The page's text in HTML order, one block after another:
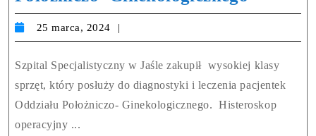
25 marca, 2024
Szpital Specjalistyczny w Jaśle zakupił wysokiej klasy
sprzęt, który posłuży do diagnostyki i leczenia pacjentek
Oddziału Położniczo- Ginekologicznego. Histeroskop
operacyjny ...